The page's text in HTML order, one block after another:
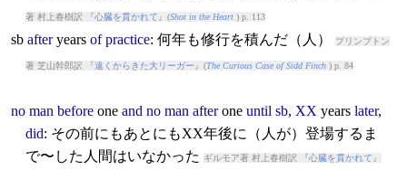
著 村上春樹訳 『心臓を貫かれて 』(Shot in the Heart) p. 113
sb after years of practice: 何年も修行を積んだ（人） プリンプトン
著 芝山幹郎訳 『遠くからきた大リーガー 』(The Curious Case of Sidd Finch) p. 84
no man beforeone and no man afterone until sb, XX years later,
did: その前にもあとにもXX年後に（人が）登場するま
で〜した人間はいなかった
ギルモア著 村上春樹訳 『心臓を貫かれて 』